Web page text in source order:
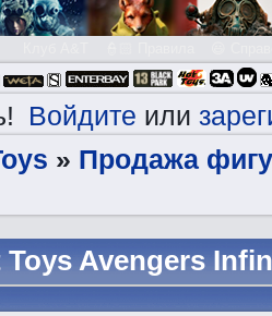
Войдите или
» Продажа
Avengers